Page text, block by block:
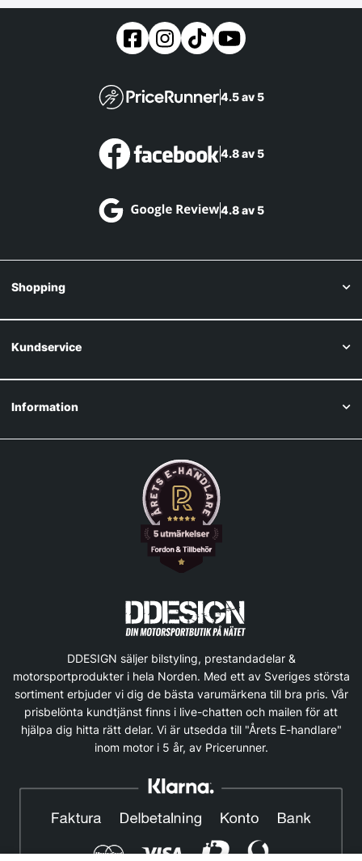
4.5 av 5
4.8 av 5
4.8 av 5
Shopping
Kundservice
Information
DDESIGN säljer bilstyling, prestandadelar &
motorsportprodukter i hela Norden. Med ett av Sveriges största
sortiment erbjuder vi dig de bästa varumärkena till bra pris. Vår
prisbelönta kundtjänst finns i live-chatten och mailen för att
hjälpa dig hitta rätt delar. Vi är utsedda till "Årets E-handlare"
inom motor i 5 år, av Pricerunner.